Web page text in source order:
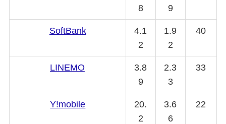
8
9
SoftBank
4.1
2
1.9
2
40
LINEMO
3.8
9
2.3
3
33
Y!mobile
20.
2
3.6
6
22